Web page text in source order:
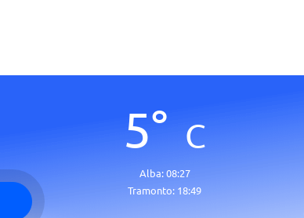
5° C
Alba:08:27
Tramonto: 18:49